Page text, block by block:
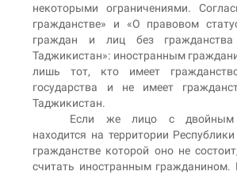
некоторыми ограничениями.
гражданстве» и «О правовом
граждан и лиц без
Таджикистан»: иностранным
лишь тот, кто имеет
государства и не имеет
Таджикистан.
Если же лицо с двойным
находится на территории
гражданстве которой оно не
считать иностранным гражданином.